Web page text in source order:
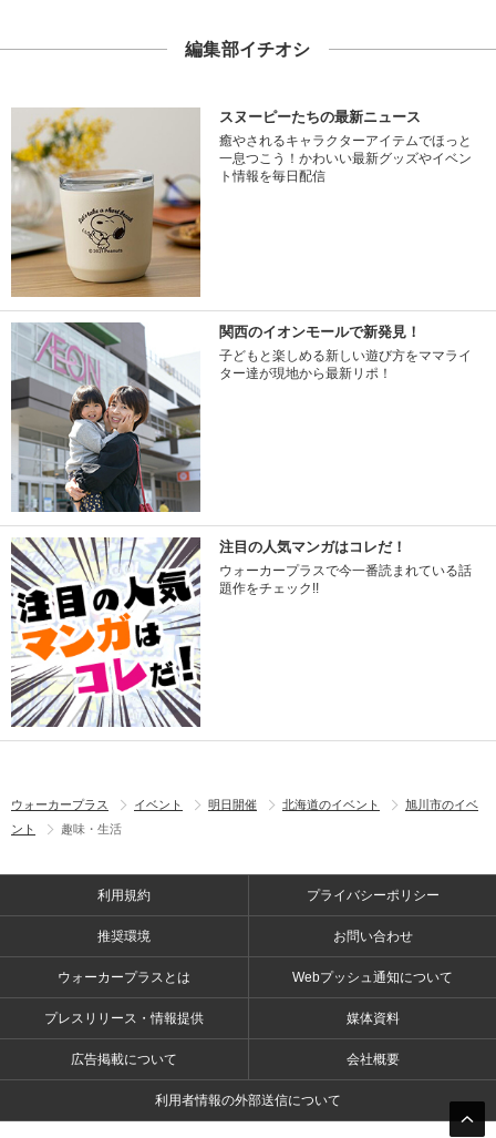
編集部イチオシ
スヌーピーたちの最新ニュース
癒やされるキャラクターアイテムでほっと
一息つこう！かわいい最新グッズやイベン
ト情報を毎日配信
関西のイオンモールで新発見！
子どもと楽しめる新しい遊び方をママライ
ター達が現地から最新リポ！
注目の人気マンガはコレだ！
ウォーカープラスで今一番読まれている話
題作をチェック!!
ウォーカープラス イベント 明日開催 北海道のイベント
旭川市のイベ
ント
趣味・生活
利用規約 プライバシーポリシー
推奨環境 お問い合わせ
ウォーカープラスとは Webプッシュ通知について
プレスリリース・情報提供 媒体資料
広告掲載について 会社概要
利用者情報の外部送信について